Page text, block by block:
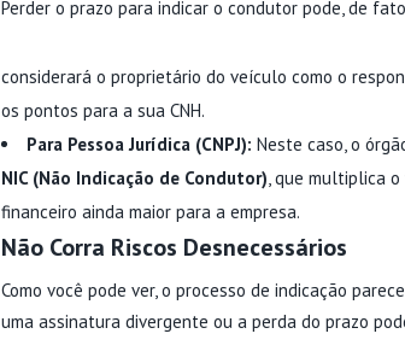
Perder o prazo para indicar o condutor pode, de
considerará o proprietário do veículo como o
os pontos para a sua CNH.
Para Pessoa Jurídica (CNPJ): Neste caso, o
NIC (Não Indicação de Condutor), que multiplica
financeiro ainda maior para a empresa.
Não Corra Riscos Desnecessários
Como você pode ver, o processo de indicação
uma assinatura divergente ou a perda do prazo